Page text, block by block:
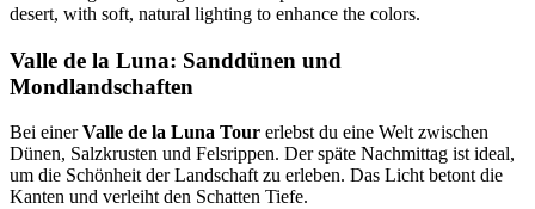
Valle de la Luna: Sanddünen und
Mondlandschaften
Bei einerValle de la Luna Tour erlebst du eine Welt zwischen
Dünen, Salzkrusten und Felsrippen. Der späte Nachmittag ist ideal,
um die Schönheit der Landschaft zu erleben. Das Licht betont die
Kanten und verleiht den Schatten Tiefe.